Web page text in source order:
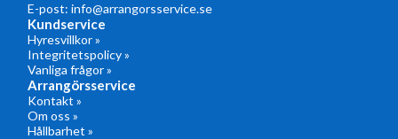
E-post: info@arrangorsservice.se
Kundservice
Hyresvillkor »
Integritetspolicy »
Vanliga frågor »
Arrangörsservice
Kontakt »
Om oss »
Hållbarhet »